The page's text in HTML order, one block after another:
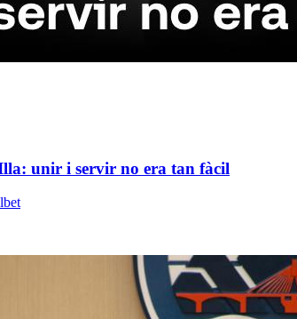
unir i servir no era tan fàcil